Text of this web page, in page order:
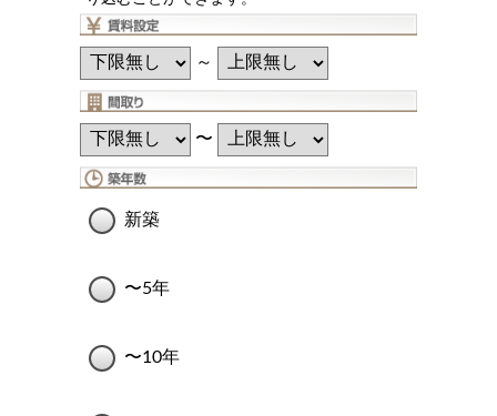
～
〜
新築
〜5年
〜10年